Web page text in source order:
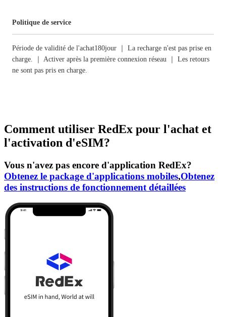
Politique de service
Période de validité de l'achat180jour ｜ La recharge n'est pas prise en
charge. ｜ Activer après la première connexion réseau ｜ Les retours
ne sont pas pris en charge.
Comment utiliser RedEx pour l'achat et
l'activation d'eSIM?
Vous n'avez pas encore d'application RedEx?
Obtenez le package d'applications mobiles,Obtenez
des instructions de fonctionnement détaillées